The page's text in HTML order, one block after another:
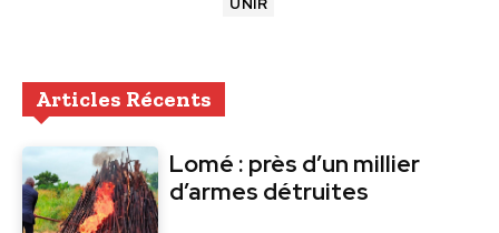
UNIR
Articles Récents
Lomé : près d’un millier
d’armes détruites